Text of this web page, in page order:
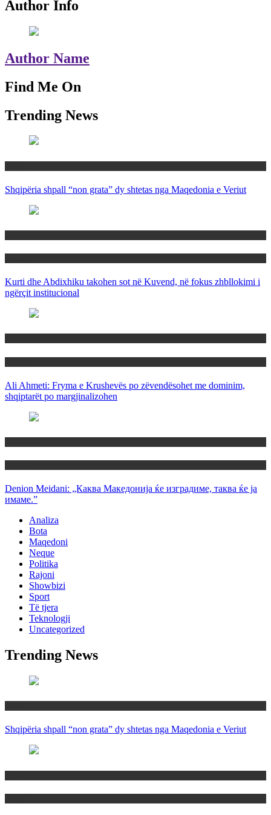
Author Info
Author Name
Find Me On
Trending News
Shqipëria shpall “non grata” dy shtetas nga Maqedonia e Veriut
Kurti dhe Abdixhiku takohen sot në Kuvend, në fokus zhbllokimi i
ngërçit institucional
Ali Ahmeti: Fryma e Krushevës po zëvendësohet me dominim,
shqiptarët po margjinalizohen
Denion Meidani: „Каква Македонија ќе изградиме, таква ќе ја
имаме.”
Analiza
Bota
Maqedoni
Neque
Politika
Rajoni
Showbizi
Sport
Të tjera
Teknologji
Uncategorized
Trending News
Shqipëria shpall “non grata” dy shtetas nga Maqedonia e Veriut